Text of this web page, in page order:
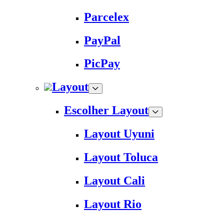
Parcelex
PayPal
PicPay
Layout
Escolher Layout
Layout Uyuni
Layout Toluca
Layout Cali
Layout Rio